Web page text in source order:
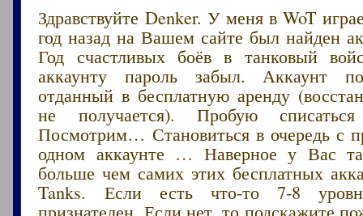
Здравствуйте Denker. У меня в WoT
год назад на Вашем сайте был найден
Год счастливых боёв в танковый
аккаунту пароль забыл. Аккаунт
отданный в бесплатную аренду
не получается). Пробую
Посмотрим… Становиться в очередь с
одном аккаунте … Наверное у Вас
больше чем самих этих бесплатных
Tanks. Если есть что-то 7-8
признателен. Если нет, то подскажите